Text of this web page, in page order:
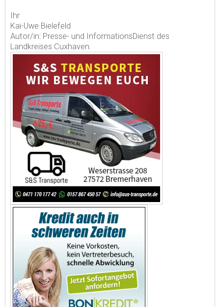
Ihr
Kai-Uwe Bielefeld
Autor/in: Presse- und InformationsDienst des
Landkreises Cuxhaven.